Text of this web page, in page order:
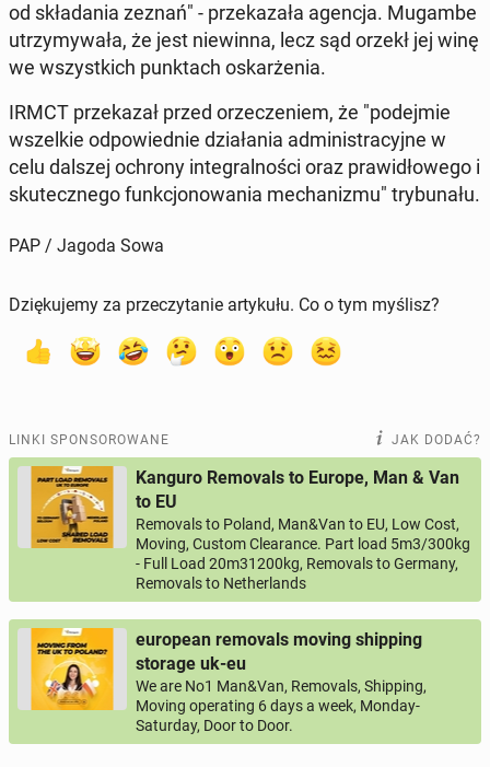
od skła­da­nia zeznań" - prze­ka­za­ła agencja. Mugambe
utrzy­my­wa­ła, że jest nie­win­na, lecz sąd orzekł jej winę
we wszyst­kich punk­tach oskar­że­nia.
IRMCT prze­ka­zał przed orze­cze­niem, że "po­dej­mie
wszel­kie od­po­wied­nie dzia­ła­nia ad­mi­ni­stra­cyj­ne w
celu dalszej ochrony in­te­gral­no­ści oraz pra­wi­dło­we­go i
sku­tecz­ne­go funk­cjo­no­wa­nia me­cha­ni­zmu" try­bu­na­łu.
PAP / Jagoda Sowa
Dziękujemy za przeczytanie artykułu. Co o tym myślisz?
LINKI SPONSOROWANE JAK DODAĆ?
Kanguro Removals to Europe, Man & Van
to EU
Removals to Poland, Man&Van to EU, Low Cost,
Moving, Custom Clearance. Part load 5m3/300kg
- Full Load 20m31200kg, Removals to Germany,
Removals to Netherlands
european removals moving shipping
storage uk-eu
We are No1 Man&Van, Removals, Shipping,
Moving operating 6 days a week, Monday-
Saturday, Door to Door.